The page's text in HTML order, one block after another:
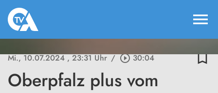
menu
Mi., 10.07.2024, 23:31 Uhr / play_circle_outline30:04 bookmark_border
Oberpfalz plus vom